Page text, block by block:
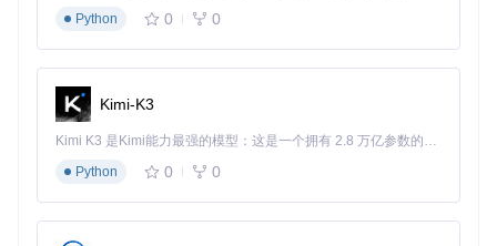
独立
AMD RX 5000+
品牌机定制
实施流程：四步实现全自动配置
环境准备与部署
获取工具包
Python
0 0
Kimi-K3
Kimi K3 是Kimi能力最强的模型：这是一个拥有 2.8 万亿参数的混合专家（MoE）模型，具备原生视觉理解能力，并支持 100 万 token 的上下文窗口。
Python
0 0